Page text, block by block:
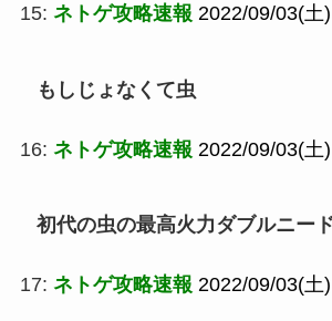
15: ネトゲ攻略速報 2022/09/03(土
もしじょなくて虫
16: ネトゲ攻略速報 2022/09/03(土
初代の虫の最高火力ダブルニー
17: ネトゲ攻略速報 2022/09/03(土